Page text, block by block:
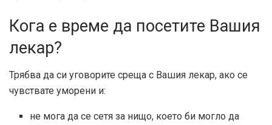
Кога е време да посетите Вашия
лекар?
Трябва да си уговорите среща с Вашия лекар, ако се
чувствате уморени и:
не мога да се сетя за нищо, което би могло да